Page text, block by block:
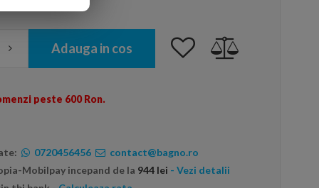
Adauga in cos
peste 600 Ron.
0720456456
contact@bagno.ro
Mobilpay incepand de la 944 lei - Vezi detalii